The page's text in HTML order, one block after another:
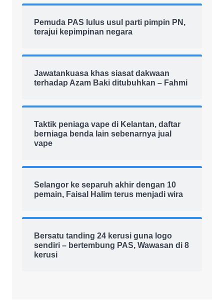
Pemuda PAS lulus usul parti pimpin PN,
terajui kepimpinan negara
Jawatankuasa khas siasat dakwaan
terhadap Azam Baki ditubuhkan – Fahmi
Taktik peniaga vape di Kelantan, daftar
berniaga benda lain sebenarnya jual
vape
Selangor ke separuh akhir dengan 10
pemain, Faisal Halim terus menjadi wira
Bersatu tanding 24 kerusi guna logo
sendiri – bertembung PAS, Wawasan di 8
kerusi